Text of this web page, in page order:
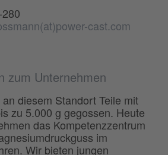
cast.com
zum Unternehmen
diesem Standort Teile mit
zu 5.000 g gegossen. Heute
das Kompetenzzentrum
im
Wir bieten jungen